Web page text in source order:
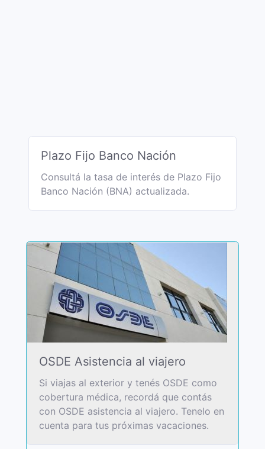
Plazo Fijo Banco Nación
Consultá la tasa de interés de Plazo Fijo
Banco Nación (BNA) actualizada.
OSDE Asistencia al viajero
Si viajas al exterior y tenés OSDE como
cobertura médica, recordá que contás
con OSDE asistencia al viajero. Tenelo en
cuenta para tus próximas vacaciones.